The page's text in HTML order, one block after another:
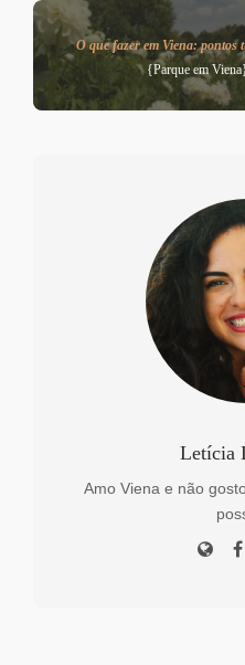
O que fazer em Viena: pontos
{Parque em
Letícia
Amo Viena e não